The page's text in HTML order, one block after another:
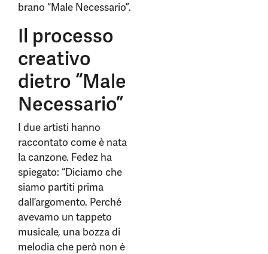
brano “Male Necessario”.
Il processo
creativo
dietro “Male
Necessario”
I due artisti hanno
raccontato come è nata
la canzone. Fedez ha
spiegato: “Diciamo che
siamo partiti prima
dall’argomento. Perché
avevamo un tappeto
musicale, una bozza di
melodia che però non è